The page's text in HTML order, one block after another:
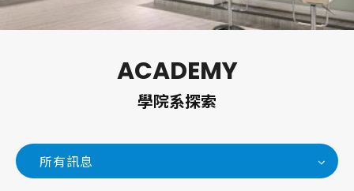
ACADEMY
學院系探索
所有訊息